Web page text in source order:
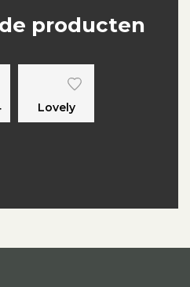
producten
Lovely